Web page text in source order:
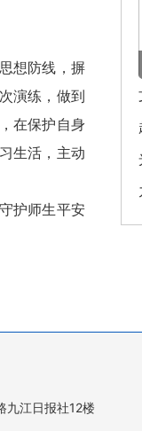
想防线，摒
演练，做到
在保护自身
生活，主动
护师生平安
江日报社12楼